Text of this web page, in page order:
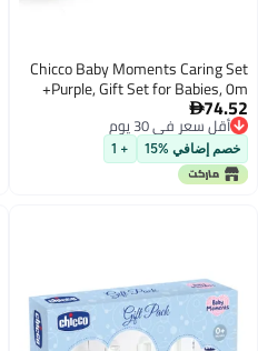
Chicco Baby Moments Caring Set
Purple, Gift Set for Babies, 0m+
74.52
أقل سعر في 30 يوم
أقل سعر في 30 يوم
خصم إضافي %15 + 1